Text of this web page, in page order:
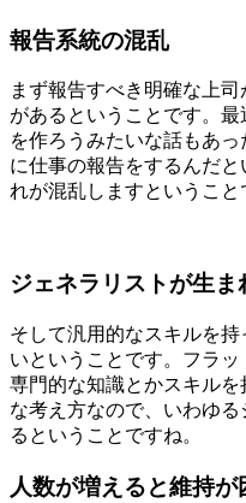
報告系統の混乱
まず報告すべき明確な上
があるということです。
を作ろうみたいな話もあ
に仕事の報告をするんだ
れが混乱しますということ
ジェネラリストが生ま
そして汎用的なスキルを
いということです。フラ
専門的な知識とかスキル
な考え方なので、いわゆ
るということですね。
人数が増えると維持が